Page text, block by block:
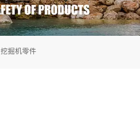
挖掘机零件